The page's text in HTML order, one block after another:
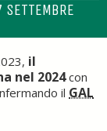
il
nel 2024con
il GAL